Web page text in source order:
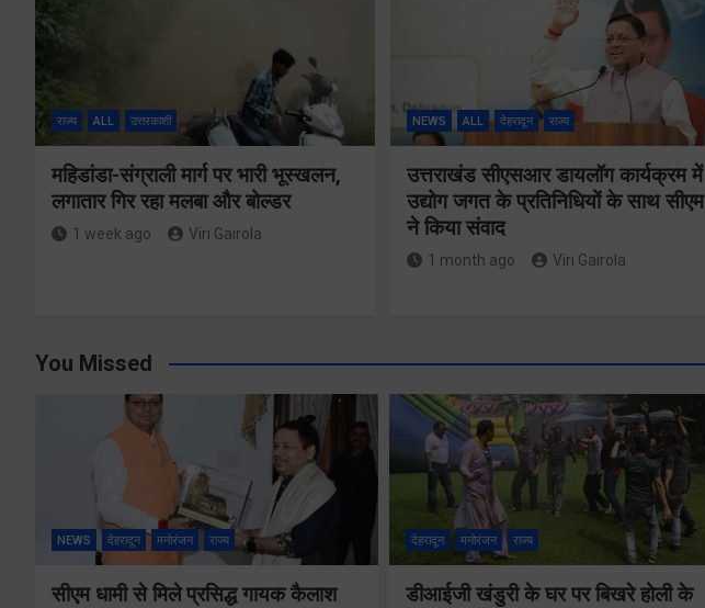
राज्य ALL उत्तरकाशी
महिडांडा-संग्राली मार्ग पर भारी भूस्खलन,
लगातार गिर रहा मलबा और बोल्डर
1 week ago Viri Gairola
NEWS ALL देहरादून राज्य
उत्तराखंड सीएसआर डायलॉग कार्यक्रम में
उद्योग जगत के प्रतिनिधियों के साथ सीएम
ने किया संवाद
1 month ago Viri Gairola
You Missed
NEWS देहरादून मनोरंजन राज्य
सीएम धामी से मिले प्रसिद्ध गायक कैलाश
देहरादून मनोरंजन राज्य
डीआईजी खंडुरी के घर पर बिखरे होली के